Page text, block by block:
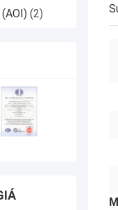
(2)